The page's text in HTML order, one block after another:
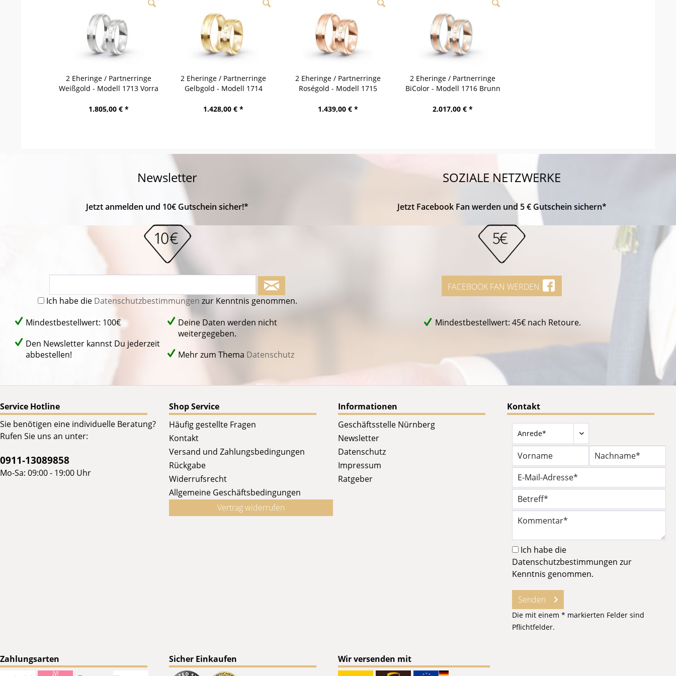
2 Eheringe / Partnerringe
Weißgold - Modell 1713 Vorra
1.805,00 € *
2 Eheringe / Partnerringe
Gelbgold - Modell 1714
1.428,00 € *
2 Eheringe / Partnerringe
Roségold - Modell 1715
1.439,00 € *
2 Eheringe / Partnerringe
BiColor - Modell 1716 Brunn
2.017,00 € *
Newsletter
Jetzt anmelden und 10€ Gutschein sicher!*
Ich habe die Datenschutzbestimmungen zur Kenntnis genommen.
Mindestbestellwert: 100€
Den Newsletter kannst Du jederzeit
abbestellen!
Deine Daten werden nicht
weitergegeben.
Mehr zum Thema Datenschutz
SOZIALE NETZWERKE
Jetzt Facebook Fan werden und 5 € Gutschein sichern*
FACEBOOK FAN WERDEN
Mindestbestellwert: 45€ nach Retoure.
Service Hotline
Sie benötigen eine individuelle Beratung?
Rufen Sie uns an unter:
0911-13089858
Mo-Sa: 09:00 - 19:00 Uhr
Shop Service
Häufig gestellte Fragen
Kontakt
Versand und Zahlungsbedingungen
Rückgabe
Widerrufsrecht
Allgemeine Geschäftsbedingungen
Vertrag widerrufen
Informationen
Geschäftsstelle Nürnberg
Newsletter
Datenschutz
Impressum
Ratgeber
Kontakt
Ich habe die
Datenschutzbestimmungen zur
Kenntnis genommen.
Senden
Die mit einem * markierten Felder sind
Pflichtfelder.
Zahlungsarten Sicher Einkaufen Wir versenden mit